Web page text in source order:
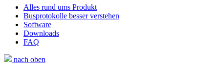
Alles rund ums Produkt
Busprotokolle besser verstehen
Software
Downloads
FAQ
nach oben